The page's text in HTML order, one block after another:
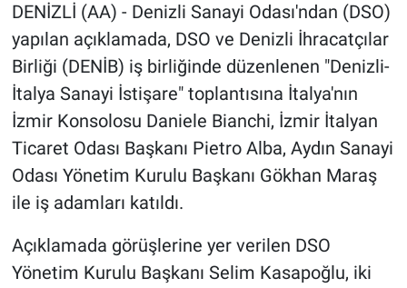
DENİZLİ (AA) - Denizli Sanayi Odası'ndan (DSO)
yapılan açıklamada, DSO ve Denizli İhracatçılar
Birliği (DENİB) iş birliğinde düzenlenen "Denizli-
İtalya Sanayi İstişare" toplantısına İtalya'nın
İzmir Konsolosu Daniele Bianchi, İzmir İtalyan
Ticaret Odası Başkanı Pietro Alba, Aydın Sanayi
Odası Yönetim Kurulu Başkanı Gökhan Maraş
ile iş adamları katıldı.
Açıklamada görüşlerine yer verilen DSO
Yönetim Kurulu Başkanı Selim Kasapoğlu, iki